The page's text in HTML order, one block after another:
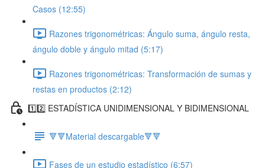
Casos (12:55)
Razones trigonométricas: Ángulo suma, ángulo resta,
ángulo doble y ángulo mitad (5:17)
Razones trigonométricas: Transformación de sumas y
restas en productos (2:12)
1️⃣2️⃣ ESTADÍSTICA UNIDIMENSIONAL Y BIDIMENSIONAL
🔻🔻Material descargable🔻🔻
Fases de un estudio estadístico (6:57)